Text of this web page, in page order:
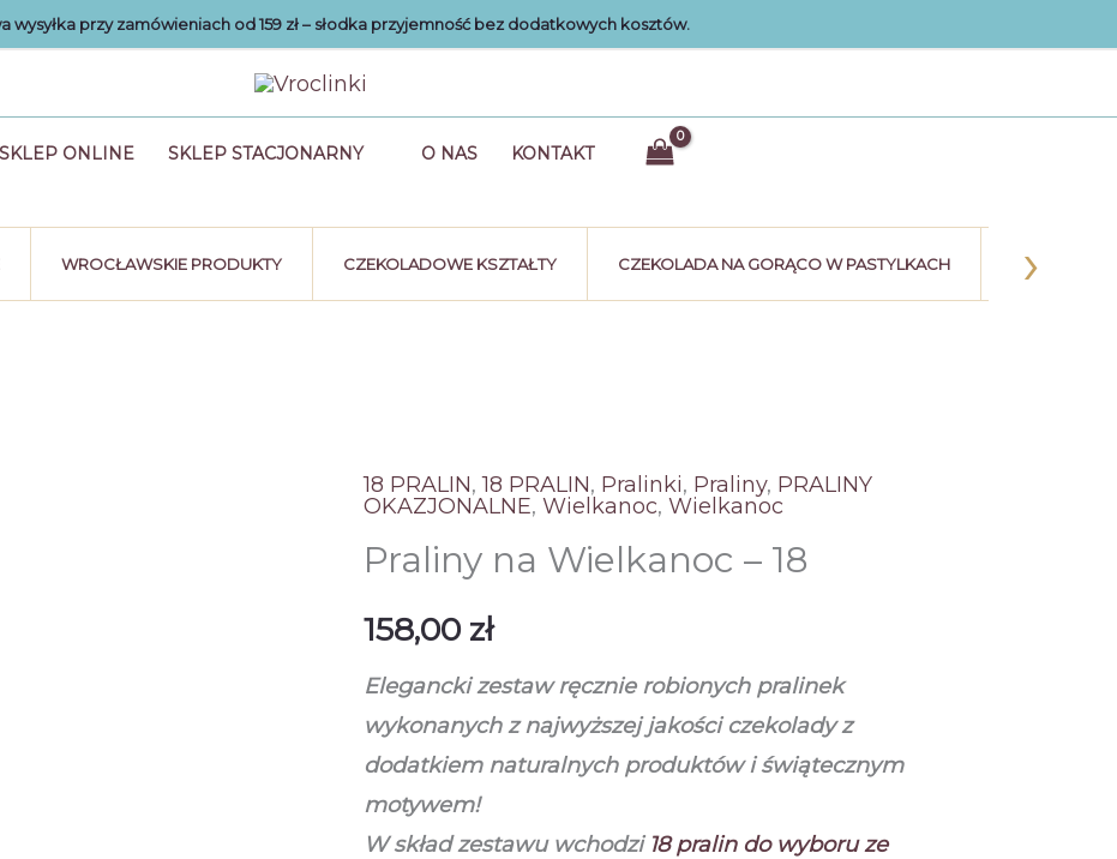
wysyłka przy zamówieniach od 159 zł – słodka przyjemność bez dodatkowych kosztów.
SKLEP ONLINE SKLEP STACJONARNY O NAS KONTAKT
WROCŁAWSKIE PRODUKTY CZEKOLADOWE KSZTAŁTY CZEKOLADA NA GORĄCO W PASTYLKACH KULE
›
18 PRALIN,18 PRALIN, Pralinki, Praliny, PRALINY
OKAZJONALNE, Wielkanoc, Wielkanoc
Praliny na Wielkanoc – 18
158,00 zł
Elegancki zestaw ręcznie robionych pralinek
wykonanych z najwyższej jakości czekoladyz
dodatkiem naturalnych produktów i świątecznym
motywem!
W skład zestawu wchodzi18pralin do wyboru ze